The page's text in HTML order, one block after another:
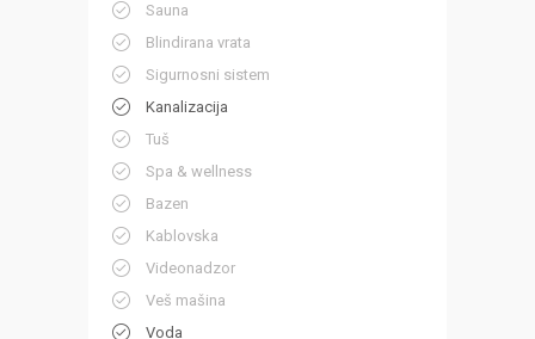
Sauna
Blindirana vrata
Sigurnosni sistem
Kanalizacija
Tuš
Spa & wellness
Bazen
Kablovska
Videonadzor
Veš mašina
Voda